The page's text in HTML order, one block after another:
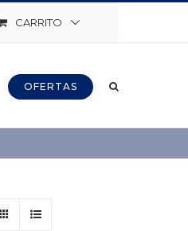
CARRITO
OFERTAS